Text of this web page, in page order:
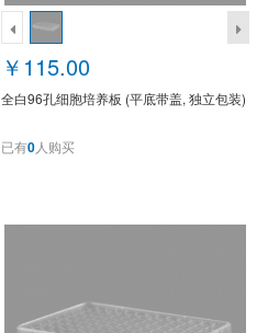
￥115.00
全白96孔细胞培养板 (平底带盖, 独立包装)
已有0人购买